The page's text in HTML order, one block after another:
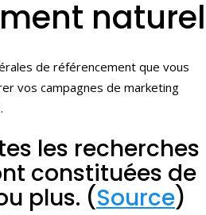
naturel
de référencement que vous
vos campagnes de marketing
les recherches
constituées de
plus. (Source)